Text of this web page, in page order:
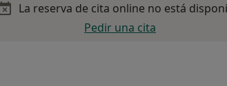
La reserva de cita online no está
Pedir una cita